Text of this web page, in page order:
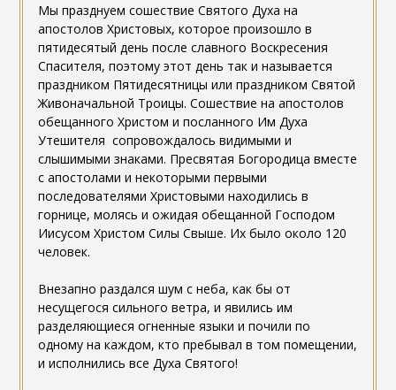
Мы празднуем сошествие Святого Духа на
апостолов Христовых, которое произошло в
пятидесятый день после славного Воскресения
Спасителя, поэтому этот день так и называется
праздником Пятидесятницы или праздником Святой
Живоначальной Троицы. Сошествие на апостолов
обещанного Христом и посланного Им Духа
Утешителя сопровождалось видимыми и
слышимыми знаками. Пресвятая Богородица вместе
с апостолами и некоторыми первыми
последователями Христовыми находились в
горнице, молясь и ожидая обещанной Господом
Иисусом Христом Силы Свыше. Их было около 120
человек.
Внезапно раздался шум с неба, как бы от
несущегося сильного ветра, и явились им
разделяющиеся огненные языки и почили по
одному на каждом, кто пребывал в том помещении,
и исполнились все Духа Святого!